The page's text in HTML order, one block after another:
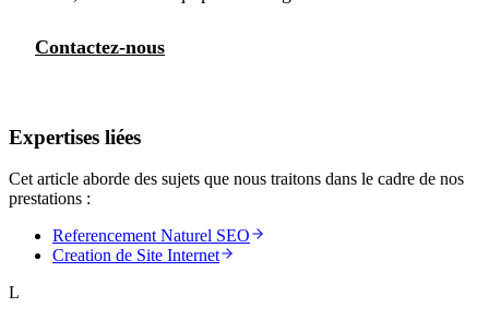
Contactez-nous
Expertises liées
Cet article aborde des sujets que nous traitons dans le cadre de nos
prestations :
Referencement Naturel SEO
Creation de Site Internet
L